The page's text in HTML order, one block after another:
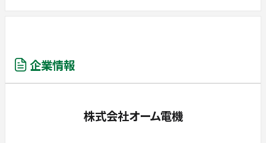
企業情報
株式会社オーム電機